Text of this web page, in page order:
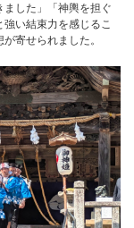
した」「神輿を担ぐ
い結束力を感じるこ
寄せられました。